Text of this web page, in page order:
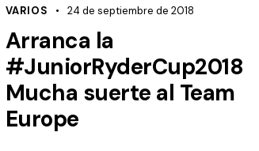
VARIOS 24 de septiembre de 2018
Arranca la
#JuniorRyderCup2018
Mucha suerte al Team
Europe